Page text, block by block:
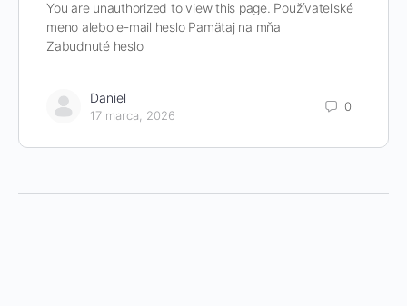
You are unauthorized to view this page. Používateľské
meno alebo e-mail heslo Pamätaj na mňa
Zabudnuté heslo
Daniel
17 marca, 2026
0